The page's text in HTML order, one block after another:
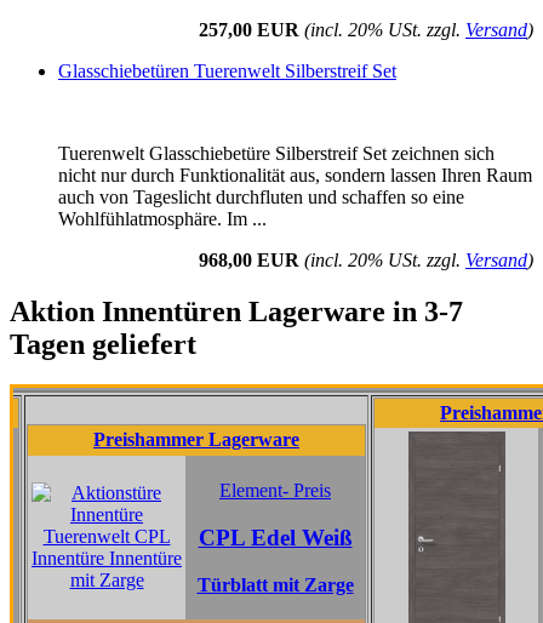
257,00 EUR (incl. 20% USt. zzgl. Versand)
Glasschiebetüren Tuerenwelt Silberstreif Set
Tuerenwelt Glasschiebetüre Silberstreif Set zeichnen sich
nicht nur durch Funktionalität aus, sondern lassen Ihren Raum
auch von Tageslicht durchfluten und schaffen so eine
Wohlfühlatmosphäre. Im ...
968,00 EUR (incl. 20% USt. zzgl. Versand)
Aktion Innentüren Lagerware in 3-7
Tagen geliefert
Preishammer Lagerware
Element- Preis
CPL Edel Weiß
Türblatt mit Zarge
Preishammer